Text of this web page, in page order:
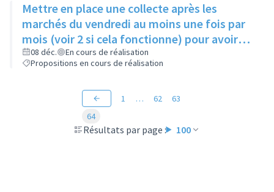
Mettre en place une collecte après les
marchés du vendredi au moins une fois par
mois (voir 2 si cela fonctionne) pour avoir
des produits frais pour l'Epice'Rill
08 déc.
En cours de réalisation
Propositions en cours de réalisation
Résultats par page : 100
1 … 62
63
64